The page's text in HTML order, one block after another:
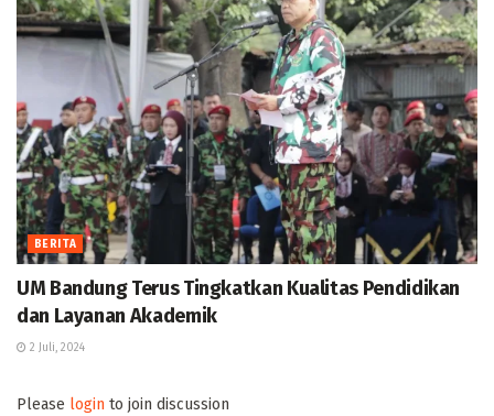
BERITA
UM Bandung Terus Tingkatkan Kualitas Pendidikan
dan Layanan Akademik
2 Juli, 2024
Please login to join discussion